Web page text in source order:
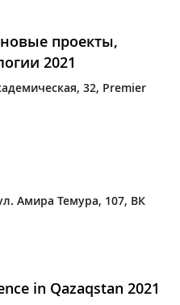
проекты,
2021
32, Premier
Амира Темура, 107, ВК
in Qazaqstan 2021